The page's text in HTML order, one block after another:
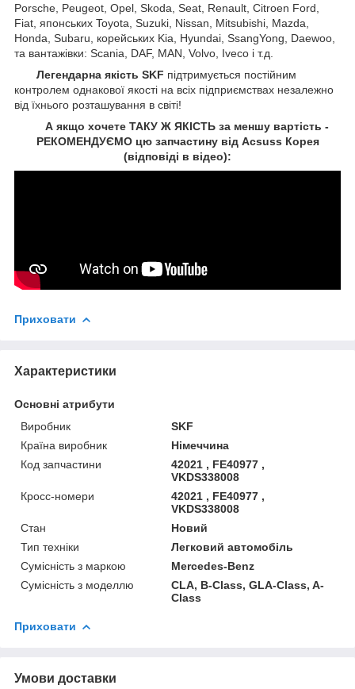
Porsche, Peugeot, Opel, Skoda, Seat, Renault, Citroen Ford,
Fiat, японських Toyota, Suzuki, Nissan, Mitsubishi, Mazda,
Honda, Subaru, корейських Kia, Hyundai, SsangYong, Daewoo,
та вантажівки: Scania, DAF, MAN, Volvo, Iveco і т.д.
Легендарна якість SKF підтримується постійним
контролем однакової якості на всіх підприємствах незалежно
від їхнього розташування в світі!
А якщо хочете ТАКУ Ж ЯКІСТЬ за меншу вартість -
РЕКОМЕНДУЄМО цю запчастину від Acsuss Корея
(відповіді в відео):
Приховати
Характеристики
Основні атрибути
Виробник
SKF
Країна виробник
Німеччина
Код запчастини
42021 , FE40977 ,
VKDS338008
Кросс-номери
42021 , FE40977 ,
VKDS338008
Стан
Новий
Тип техніки
Легковий автомобіль
Сумісність з маркою
Mercedes-Benz
Сумісність з моделлю
CLA, B-Class, GLA-Class, A-
Class
Приховати
Умови доставки